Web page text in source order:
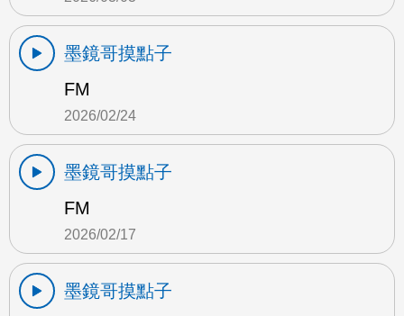
墨鏡哥摸點子
FM
2026/02/24
墨鏡哥摸點子
FM
2026/02/17
墨鏡哥摸點子